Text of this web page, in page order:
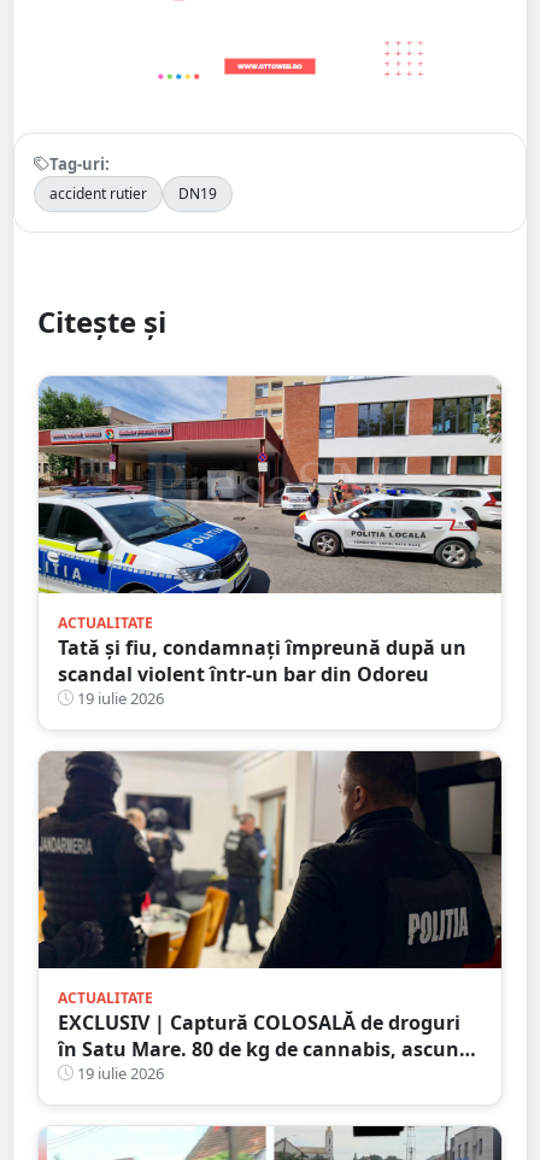
Tag-uri:
accident rutier DN19
Citește și
ACTUALITATE
Tată și fiu, condamnați împreună după un
scandal violent într-un bar din Odoreu
19 iulie 2026
ACTUALITATE
EXCLUSIV | Captură COLOSALĂ de droguri
în Satu Mare. 80 de kg de cannabis, ascunse
într-un plafon modificat al unei
autoutilitare
19 iulie 2026